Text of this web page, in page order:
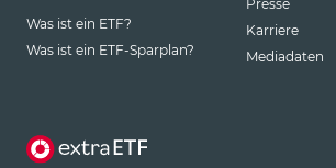
Was ist ein ETF?
Was ist ein ETF-Sparplan?
Presse
Karriere
Mediadaten